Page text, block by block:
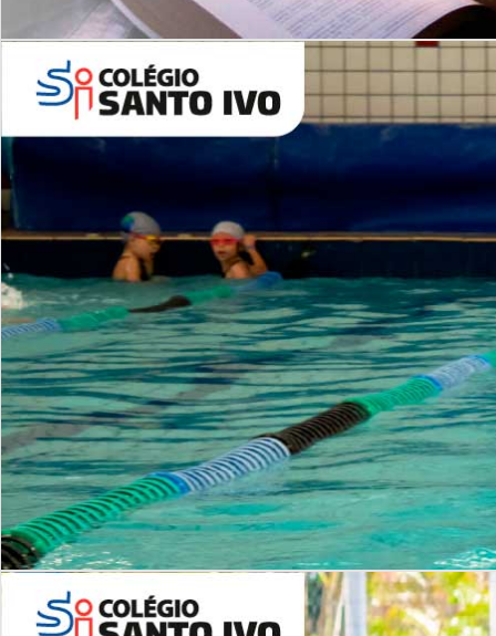
Leituras Literárias
Período Integral | Saiba mais
ALUNOS NOVOS
Entre em Contato
INSTITUCIONAL